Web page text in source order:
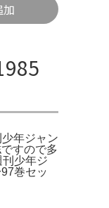
年ジャン
すので多
少年ジ
巻セッ